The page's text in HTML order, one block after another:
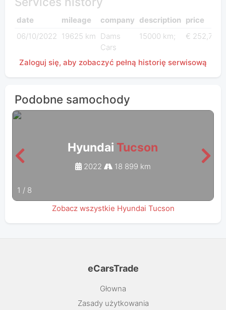
date mileage company description price
06/10/2022 19625 km Dams
Cars
15000 km; € 252,70
Zaloguj się, aby zobaczyć pełną historię serwisową
Podobne samochody
Hyundai Tucson
2022 18 899 km
1 / 8
Zobacz wszystkie Hyundai Tucson
eCarsTrade
Głowna
Zasady użytkowania